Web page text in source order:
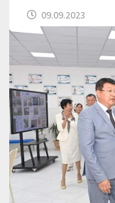
09.09.2023